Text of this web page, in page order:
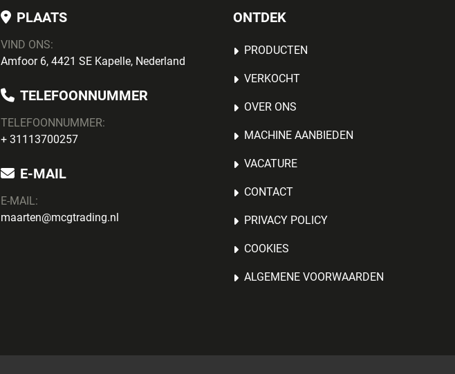
PLAATS
VIND ONS:
Amfoor 6, 4421 SE Kapelle, Nederland
TELEFOONNUMMER
TELEFOONNUMMER:
+ 31113700257
E-MAIL
E-MAIL:
maarten@mcgtrading.nl
ONTDEK
PRODUCTEN
VERKOCHT
OVER ONS
MACHINE AANBIEDEN
VACATURE
CONTACT
PRIVACY POLICY
COOKIES
ALGEMENE VOORWAARDEN